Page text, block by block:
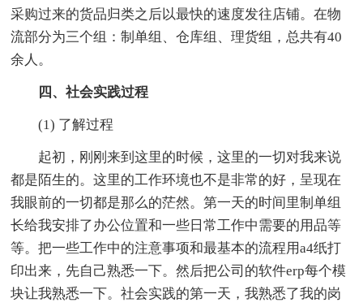
采购过来的货品归类之后以最快的速度发往店铺。在物
流部分为三个组：制单组、仓库组、理货组，总共有40
余人。
四、社会实践过程
(1) 了解过程
起初，刚刚来到这里的时候，这里的一切对我来说
都是陌生的。这里的工作环境也不是非常的好，呈现在
我眼前的一切都是那么的茫然。第一天的时间里制单组
长给我安排了办公位置和一些日常工作中需要的用品等
等。把一些工作中的注意事项和最基本的流程用a4纸打
印出来，先自己熟悉一下。然后把公司的软件erp每个模
块让我熟悉一下。社会实践的第一天，我熟悉了我的岗